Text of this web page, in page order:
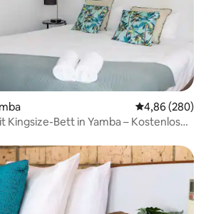
4,86 (280)
Kingsize-Bett in Yamba – Kostenlose